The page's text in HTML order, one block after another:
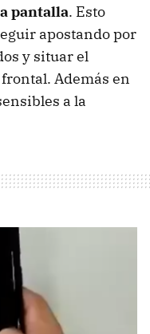
pantalla. Esto
apostando por
y situar el
Además en
a la